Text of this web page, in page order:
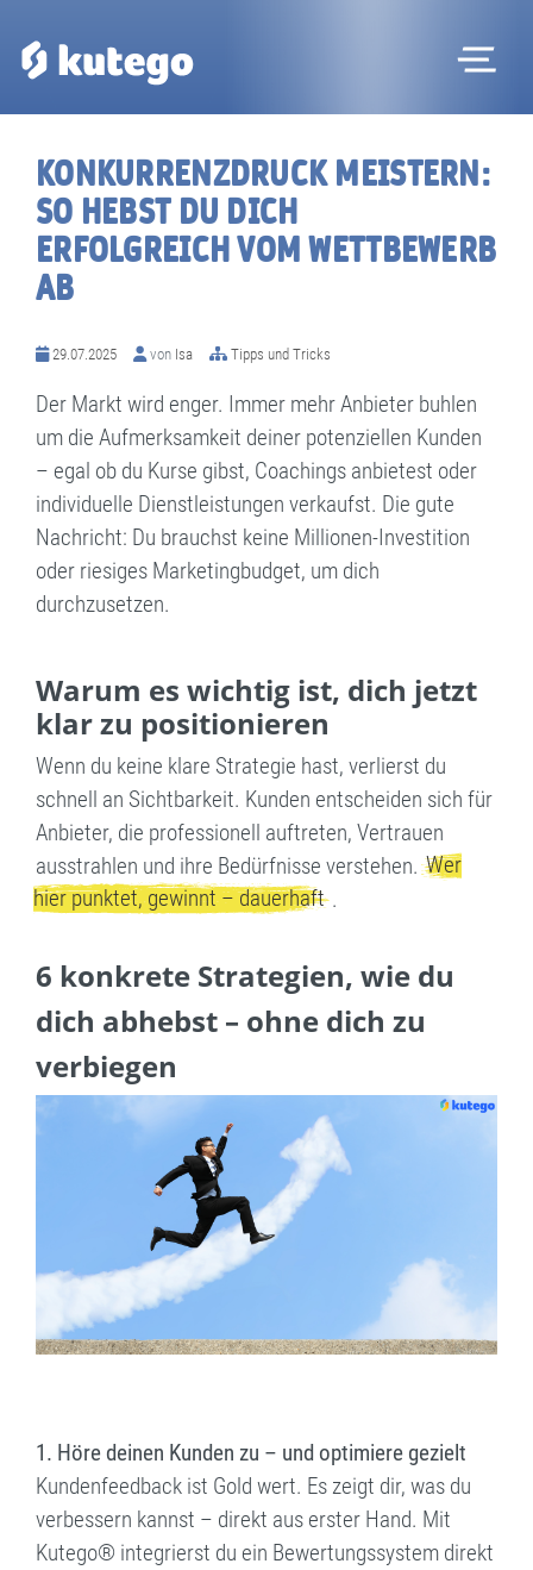
KONKURRENZDRUCK MEISTERN:
SO HEBST DU DICH
ERFOLGREICH VOM WETTBEWERB
AB
29.07.2025 von Isa Tipps und Tricks
Der Markt wird enger. Immer mehr Anbieter buhlen
um die Aufmerksamkeit deiner potenziellen Kunden
– egal ob du Kurse gibst, Coachings anbietest oder
individuelle Dienstleistungen verkaufst. Die gute
Nachricht: Du brauchst keine Millionen-Investition
oder riesiges Marketingbudget, um dich
durchzusetzen.
Warum es wichtig ist, dich jetzt
klar zu positionieren
Wenn du keine klare Strategie hast, verlierst du
schnell an Sichtbarkeit. Kunden entscheiden sich für
Anbieter, die professionell auftreten, Vertrauen
ausstrahlen und ihre Bedürfnisse verstehen.Wer
hier punktet, gewinnt – dauerhaft .
6 konkrete Strategien, wie du
dich abhebst – ohne dich zu
verbiegen
1. Höre deinen Kunden zu – und optimiere gezielt
Kundenfeedback ist Gold wert. Es zeigt dir, was du
verbessern kannst – direkt aus erster Hand. Mit
Kutego® integrierst du ein Bewertungssystem direkt
Hardware
Preise
Registrieren
Beratungstermin
08004003055